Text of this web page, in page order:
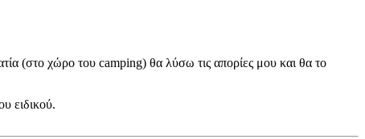
(στο χώρο του camping) θα λύσω τις απορίες μου και θα το
ειδικού.